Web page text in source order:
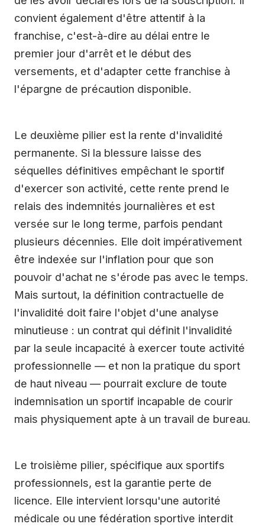
convient également d'être attentif à la
franchise, c'est-à-dire au délai entre le
premier jour d'arrêt et le début des
versements, et d'adapter cette franchise à
l'épargne de précaution disponible.
Le deuxième pilier est la rente d'invalidité
permanente. Si la blessure laisse des
séquelles définitives empêchant le sportif
d'exercer son activité, cette rente prend le
relais des indemnités journalières et est
versée sur le long terme, parfois pendant
plusieurs décennies. Elle doit impérativement
être indexée sur l'inflation pour que son
pouvoir d'achat ne s'érode pas avec le temps.
Mais surtout, la définition contractuelle de
l'invalidité doit faire l'objet d'une analyse
minutieuse : un contrat qui définit l'invalidité
par la seule incapacité à exercer toute activité
professionnelle — et non la pratique du sport
de haut niveau — pourrait exclure de toute
indemnisation un sportif incapable de courir
mais physiquement apte à un travail de bureau.
Le troisième pilier, spécifique aux sportifs
professionnels, est la garantie perte de
licence. Elle intervient lorsqu'une autorité
médicale ou une fédération sportive interdit